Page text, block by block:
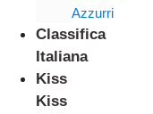
Azzurri
Classifica
Italiana
Kiss
Kiss